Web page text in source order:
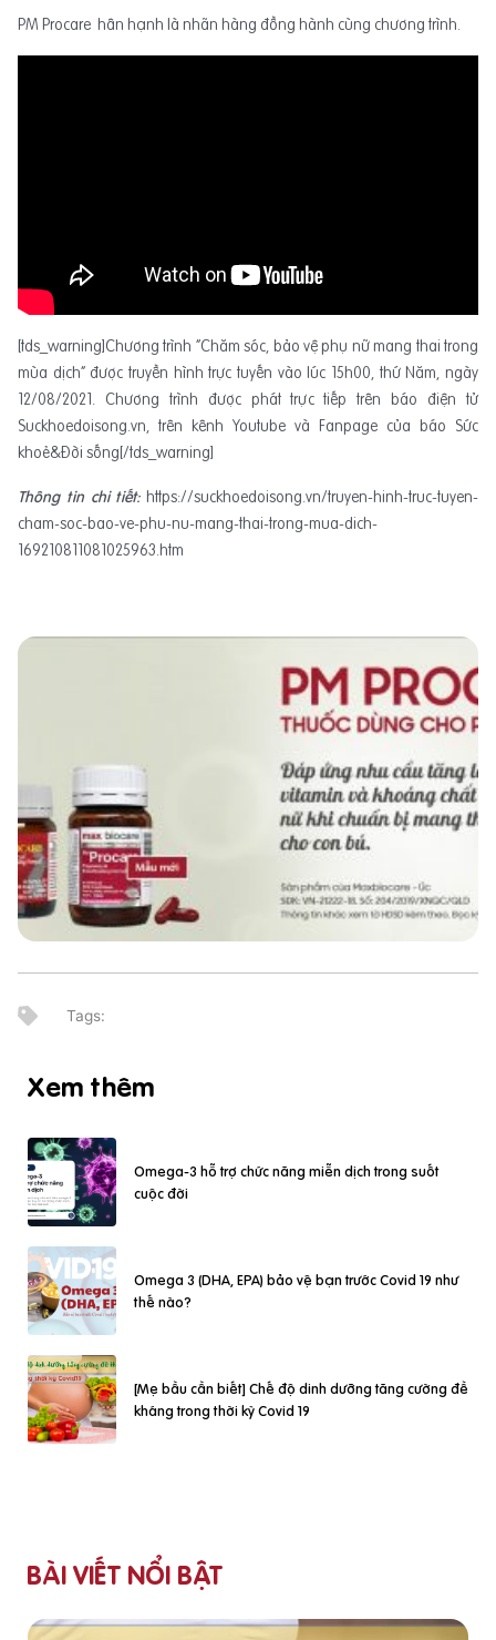
PM Procare hân hạnh là nhãn hàng đồng hành cùng chương trình.
[tds_warning]Chương trình “Chăm sóc, bảo vệ phụ nữ mang thai trong
mùa dịch” được truyền hình trực tuyến vào lúc 15h00, thứ Năm, ngày
12/08/2021. Chương trình được phát trực tiếp trên báo điện tử
Suckhoedoisong.vn, trên kênh Youtube và Fanpage của báo Sức
khoẻ&Đời sống[/tds_warning]
Thông tin chi tiết: https://suckhoedoisong.vn/truyen-hinh-truc-tuyen-
cham-soc-bao-ve-phu-nu-mang-thai-trong-mua-dich-
169210811081025963.htm
Xem thêm
Omega-3 hỗ trợ chức năng miễn dịch trong suốt
cuộc đời
Omega 3 (DHA, EPA) bảo vệ bạn trước Covid 19 như
thế nào?
[Mẹ bầu cần biết] Chế độ dinh dưỡng tăng cường đề
kháng trong thời kỳ Covid 19
BÀI VIẾT NỔI BẬT